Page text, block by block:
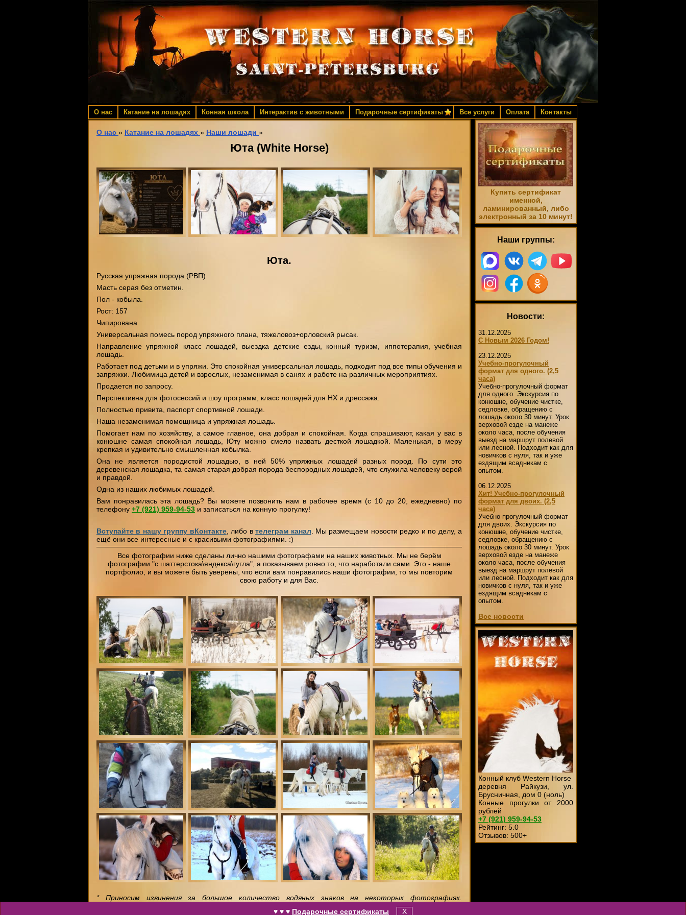
О нас Катание на лошадях Конная школа Интерактив с животными Подарочные сертификаты Все услуги Оплата Контакты
О нас » Катание на лошадях » Наши лошади »
Юта (White Horse)
Юта.
Русская упряжная порода.(РВП)
Масть серая без отметин.
Пол - кобыла.
Рост: 157
Чипирована.
Универсальная помесь пород упряжного плана, тяжеловоз+орловский рысак.
Направление упряжной класс лошадей, выездка детские езды, конный туризм, иппотерапия, учебная
лошадь.
Работает под детьми и в упряжи. Это спокойная универсальная лошадь, подходит под все типы обучения и
запряжки. Любимица детей и взрослых, незаменимая в санях и работе на различных мероприятиях.
Продается по запросу.
Перспективна для фотосессий и шоу программ, класс лошадей для НХ и дрессажа.
Полностью привита, паспорт спортивной лошади.
Наша незаменимая помощница и упряжная лошадь.
Помогает нам по хозяйству, а самое главное, она добрая и спокойная. Когда спрашивают, какая у вас в
конюшне самая спокойная лошадь, Юту можно смело назвать десткой лошадкой. Маленькая, в меру
крепкая и удивительно смышленная кобылка.
Она не является породистой лошадью, в ней 50% упряжных лошадей разных пород. По сути это
деревенская лошадка, та самая старая добрая порода беспородных лошадей, что служила человеку верой
и правдой.
Одна из наших любимых лошадей.
Вам понравилась эта лошадь? Вы можете позвонить нам в рабочее время (с 10 до 20, ежедневно) по
телефону +7 (921) 959-94-53 и записаться на конную прогулку!
Вступайте в нашу группу вКонтакте, либо втелеграм канал. Мы размещаем новости редко и по делу, а
ещё они все интересные и с красивыми фотографиями. :)
Все фотографии ниже сделаны лично нашими фотографами на наших животных. Мы не берём
фотографии "с шаттерстока\яндекса\гугла", а показываем ровно то, что наработали сами. Это - наше
портфолио, и вы можете быть уверены, что если вам понравились наши фотографии, то мы повторим
свою работу и для Вас.
* Приносим извинения за большое количество водяных знаков на некоторых фотографиях.
Фотографии нещадно воруют другие конюшни, фотографы, агрегаторы. И выставляют их за свои.
Купить сертификат
именной,
ламинированный, либо
электронный за 10 минут!
Наши группы:
Новости:
31.12.2025
С Новым 2026 Годом!
23.12.2025
Учебно-прогулочный
формат для одного. (2,5
часа)
Учебно-прогулочный формат
для одного. Экскурсия по
конюшне, обучение чистке,
седловке, обращению с
лошадь около 30 минут. Урок
верховой езде на манеже
около часа, после обучения
выезд на маршрут полевой
или лесной. Подходит как для
новичков с нуля, так и уже
ездящим всадникам с
опытом.
06.12.2025
Хит! Учебно-прогулочный
формат для двоих. (2,5
часа)
Учебно-прогулочный формат
для двоих. Экскурсия по
конюшне, обучение чистке,
седловке, обращению с
лошадь около 30 минут. Урок
верховой езде на манеже
около часа, после обучения
выезд на маршрут полевой
или лесной. Подходит как для
новичков с нуля, так и уже
ездящим всадникам с
опытом.
Все новости
Конный клуб Western Horse
деревня Райкузи, ул.
Брусничная, дом 0 (ноль)
Конные прогулки от 2000
рублей
+7 (921) 959-94-53
Рейтинг: 5.0
Отзывов: 500+
♥ ♥ ♥ Подарочные сертификаты X